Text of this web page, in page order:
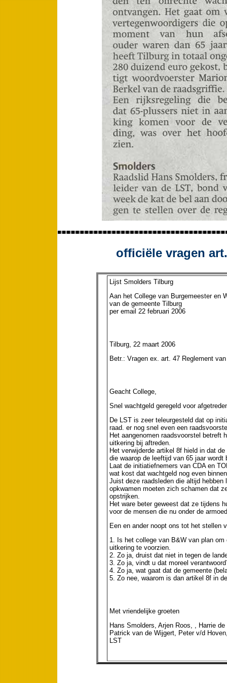
officiële vragen
Lijst Smolders Tilburg
Aan het College van Burgemeester en
van de gemeente Tilburg
per email 22 februari 2006
Tilburg, 22 maart 2006
Betr.: Vragen ex. art. 47 Reglement
Geacht College,
Snel wachtgeld geregeld voor
De LST is zeer teleurgesteld dat op
raad. er nog snel even een
Het aangenomen raadsvoorstel betreft
uitkering bij aftreden.
Het verwijderde artikel 8f hield in dat
die waarop de leeftijd van 65 jaar wordt
Laat de initiatiefnemers van CDA en
wat kost dat wachtgeld nog even
Juist deze raadsleden die altijd hebben
opkwamen moeten zich schamen dat
opstrijken.
Het ware beter geweest dat ze tijdens
voor de mensen die nu onder de
Een en ander noopt ons tot het stellen
1. Is het college van B&W van plan
uitkering te voorzien.
2. Zo ja, druist dat niet in tegen de
3. Zo ja, vindt u dat moreel
4. Zo ja, wat gaat dat de gemeente
5. Zo nee, waarom is dan artikel 8f in
Met vriendelijke groeten
Hans Smolders, Arjen Roos, , Harrie de
Patrick van de Wijgert, Peter v/d
LST